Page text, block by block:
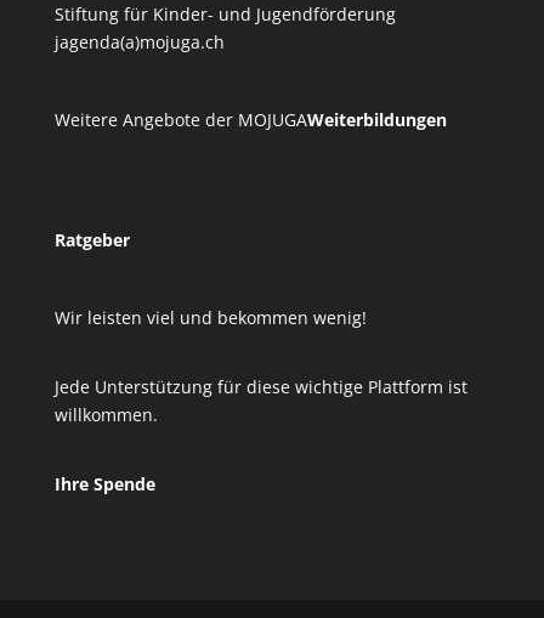
Stiftung für Kinder- und Jugendförderung
jagenda(a)mojuga.ch
Weitere Angebote der MOJUGAWeiterbildungen
Ratgeber
Wir leisten viel und bekommen wenig!
Jede Unterstützung für diese wichtige Plattform ist
willkommen.
Ihre Spende